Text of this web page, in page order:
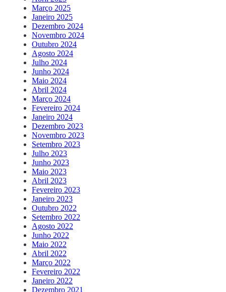
Março 2025
Janeiro 2025
Dezembro 2024
Novembro 2024
Outubro 2024
Agosto 2024
Julho 2024
Junho 2024
Maio 2024
Abril 2024
Março 2024
Fevereiro 2024
Janeiro 2024
Dezembro 2023
Novembro 2023
Setembro 2023
Julho 2023
Junho 2023
Maio 2023
Abril 2023
Fevereiro 2023
Janeiro 2023
Outubro 2022
Setembro 2022
Agosto 2022
Junho 2022
Maio 2022
Abril 2022
Março 2022
Fevereiro 2022
Janeiro 2022
Dezembro 2021